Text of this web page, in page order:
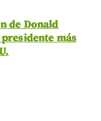
de Donald
más